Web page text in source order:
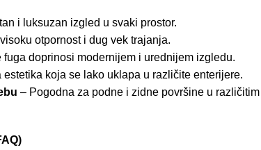
i luksuzan izgled u svaki prostor.
otpornost i dug vek trajanja.
doprinosi modernijem i urednijem izgledu.
koja se lako uklapa u različite enterijere.
– Pogodna za podne i zidne površine u